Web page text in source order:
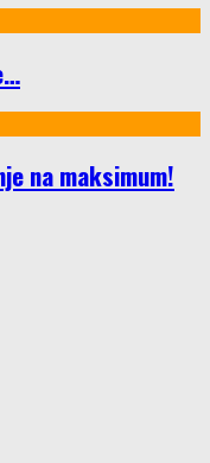
na maksimum!